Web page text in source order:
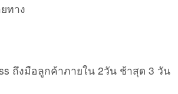
ทาง
ถึงมือลูกค้าภายใน 2วัน ช้าสุด 3 วัน